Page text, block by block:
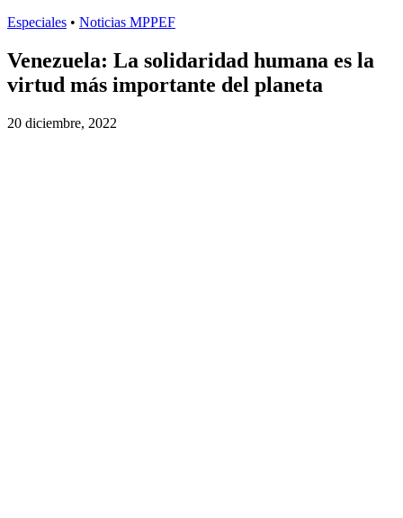
Especiales • Noticias MPPEF
Venezuela: La solidaridad humana es la
virtud más importante del planeta
20 diciembre, 2022